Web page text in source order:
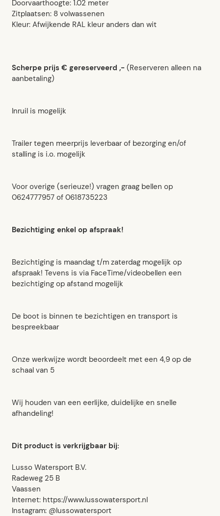
Doorvaarthoogte: 1.02 meter
Zitplaatsen: 8 volwassenen
Kleur: Afwijkende RAL kleur anders dan wit
Scherpe prijs € gereserveerd ,- (Reserveren alleen na
aanbetaling)
Inruil is mogelijk
Trailer tegen meerprijs leverbaar of bezorging en/of
stalling is i.o. mogelijk
Voor overige (serieuze!) vragen graag bellen op
0624777957 of 0618735223
Bezichtiging enkel op afspraak!
Bezichtiging is maandag t/m zaterdag mogelijk op
afspraak! Tevens is via FaceTime/videobellen een
bezichtiging op afstand mogelijk
De boot is binnen te bezichtigen en transport is
bespreekbaar
Onze werkwijze wordt beoordeelt met een 4,9 op de
schaal van 5
Wij houden van een eerlijke, duidelijke en snelle
afhandeling!
Dit product is verkrijgbaar bij:
Lusso Watersport B.V.
Radeweg 25 B
Vaassen
Internet: https://www.lussowatersport.nl
Instagram: @lussowatersport